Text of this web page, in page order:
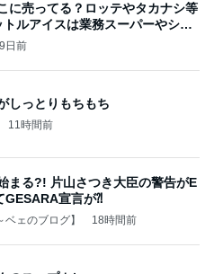
に売ってる？ロッテやタカナシ等
ルアイスは業務スーパーやシャ
9日前
しっとりもちもち
11時間前
まる?! 片山さつき大臣の警告がE
GESARA宣言が⁈
ェのブログ】 18時間前